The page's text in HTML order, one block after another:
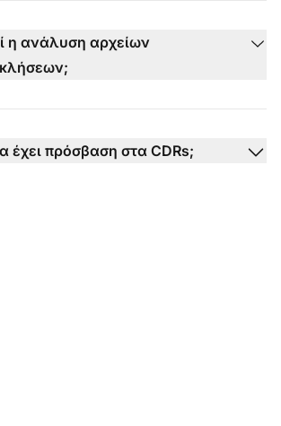
η ανάλυση αρχείων
έχει πρόσβαση στα CDRs;